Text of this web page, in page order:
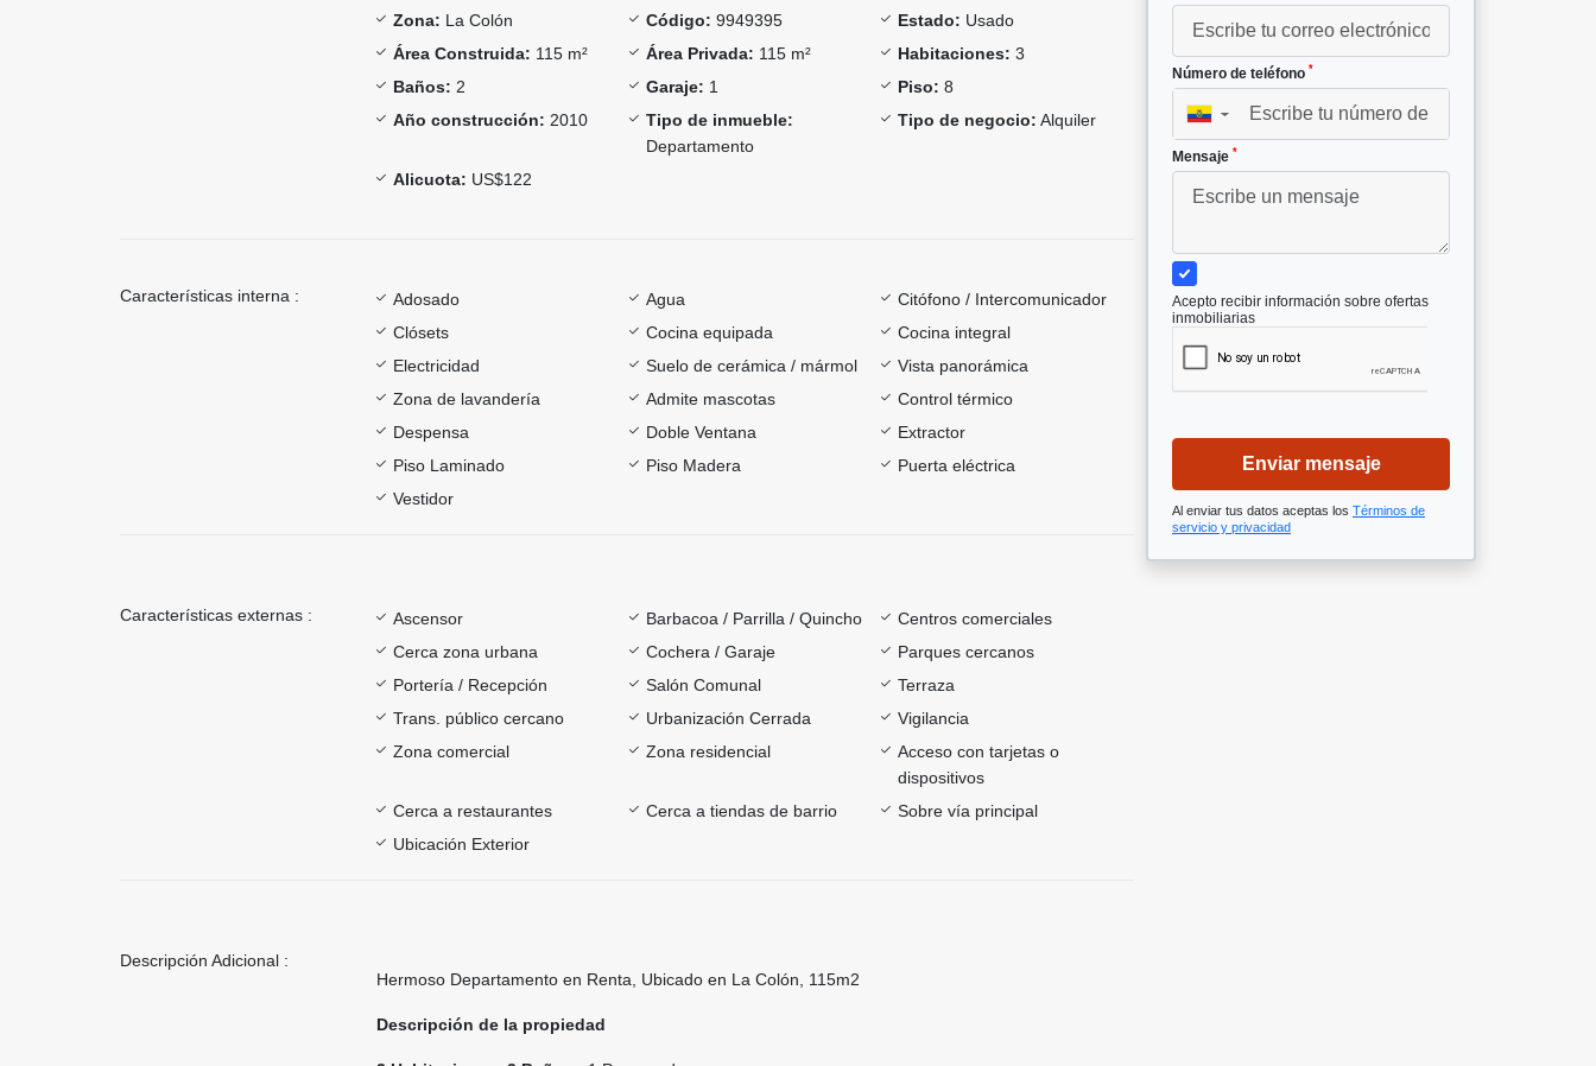
Zona: La Colón Código: 9949395 Estado: Usado
Área Construida: 115 m² Área Privada: 115 m² Habitaciones: 3
Baños: 2 Garaje: 1 Piso: 8
Año construcción: 2010
Tipo de inmueble:
Departamento
Tipo de negocio: Alquiler
Alicuota: US$122
Características interna : Adosado Agua
Citófono / Intercomunicador
Clósets
Cocina equipada
Cocina integral
Electricidad
Suelo de cerámica / mármol
Vista panorámica
Zona de lavandería
Admite mascotas
Control térmico
Despensa
Doble Ventana
Extractor
Piso Laminado
Piso Madera
Puerta eléctrica
Vestidor
Características externas : Ascensor Barbacoa / Parrilla / Quincho
Centros comerciales
Cerca zona urbana
Cochera / Garaje
Parques cercanos
Portería / Recepción
Salón Comunal
Terraza
Trans. público cercano
Urbanización Cerrada
Vigilancia
Zona comercial
Zona residencial
Acceso con tarjetas o
dispositivos
Cerca a restaurantes
Cerca a tiendas de barrio
Sobre vía principal
Ubicación Exterior
Descripción Adicional :
Hermoso Departamento en Renta, Ubicado en La Colón, 115m2
Descripción de la propiedad
Número de teléfono *
▼
Mensaje *
Acepto recibir información sobre ofertas
inmobiliarias
Enviar mensaje
Al enviar tus datos aceptas los Términos de
servicio y privacidad